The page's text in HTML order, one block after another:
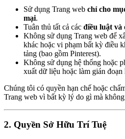
Sử dụng Trang web chỉ cho
mại.
Tuân thủ tất cả các điều luật và
Không sử dụng Trang web để
khác hoặc vi phạm bất kỳ điều
tảng (bao gồm Pinterest).
Không sử dụng hệ thống hoặc
xuất dữ liệu hoặc làm gián
Chúng tôi có quyền hạn chế hoặc
Trang web vì bất kỳ lý do gì mà
2. Quyền Sở Hữu Trí Tuệ